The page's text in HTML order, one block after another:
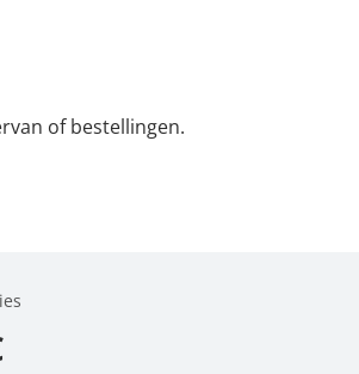
of bestellingen.